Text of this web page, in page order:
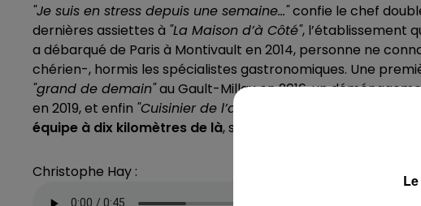
"Je suis en stress depuis une semaine..."confie le chef
dernières assiettes à "La Maison d’à Côté", l’établissement
a débarqué de Paris à Montivault en 2014, personne ne
chérien-, hormis les spécialistes gastronomiques. Une
"grand de demain"au Gault-Millau en 2016, un
en 2019, et enfin "Cuisinier de l’année 2020"
équipe à dix kilomètres de là, sur toujours
Christophe Hay :